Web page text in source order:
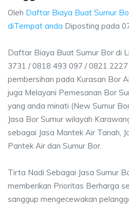
Oleh Daftar Biaya Buat Sumur
diTempat anda Diposting pada
Daftar Biaya Buat Sumur Bor di
3731 / 0818 493 097 / 0821
pembersihan pada Kurasan Bor
juga Melayani Pemesanan Bor
yang anda minati (New Sumur
Jasa Bor Sumur wilayah
sebagai Jasa Mantek Air Tanah,
Pantek Air dan Sumur Bor.
Tirta Nadi Sebagai Jasa Sumur
memberikan Prioritas Berharga
sanggup mengecewakan